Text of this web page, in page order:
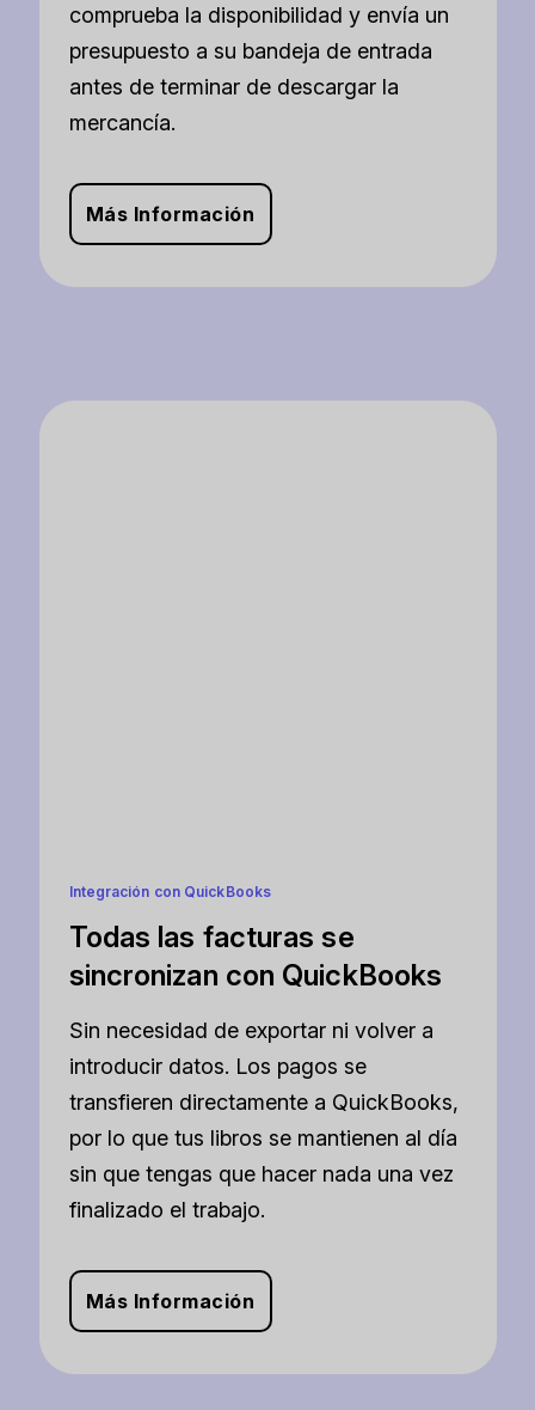
comprueba la disponibilidad y envía un
presupuesto a su bandeja de entrada
antes de terminar de descargar la
mercancía.
Más Información
Integración con QuickBooks
Todas las facturas se
sincronizan con QuickBooks
Sin necesidad de exportar ni volver a
introducir datos. Los pagos se
transfieren directamente a QuickBooks,
por lo que tus libros se mantienen al día
sin que tengas que hacer nada una vez
finalizado el trabajo.
Más Información